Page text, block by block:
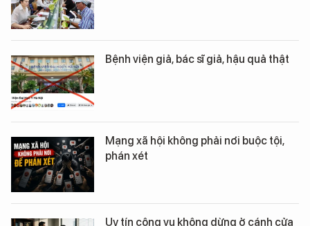
Bệnh viện giả, bác sĩ giả, hậu quả thật
Mạng xã hội không phải nơi buộc tội,
phán xét
Uy tín công vụ không dừng ở cánh cửa